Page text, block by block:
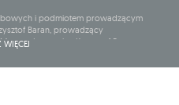
i podmiotem prowadzącym
Baran, prowadzący
Interactive Krzysztof Baran